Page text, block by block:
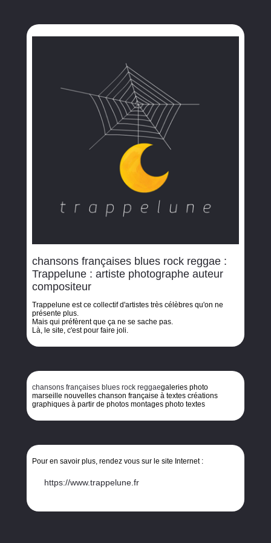
chansons françaises blues rock reggae :
Trappelune : artiste photographe auteur
compositeur
Trappelune est ce collectif d'artistes très célèbres qu'on ne
présente plus.
Mais qui préfèrent que ça ne se sache pas.
Là, le site, c'est pour faire joli.
chansons françaises blues rock reggaegaleries photo
marseille nouvelles chanson française à textes créations
graphiques à partir de photos montages photo textes
Pour en savoir plus, rendez vous sur le site Internet :
https://www.trappelune.fr